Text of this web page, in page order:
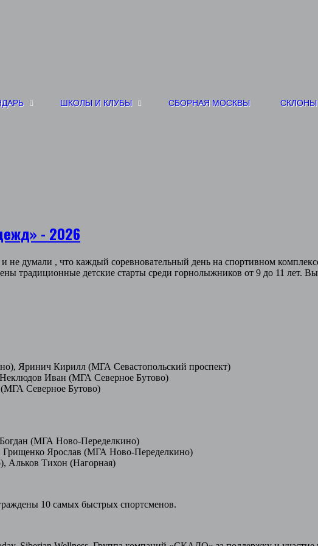
ШКОЛЫ И КЛУБЫ СБОРНАЯ МОСКВЫ
- 2026
не думали , что каждый соревновательный день на спортивном
традиционные детские старты среди горнолыжников от 9 до 11 лет.
Яринич Кирилл (МГА Севастопольский проспект)
Иван (МГА Северное Бутово)
(МГА Северное Бутово)
(МГА Ново-Переделкино)
Грищенко Ярослав (МГА Ново-Переделкино)
Альков Тихон (Нагорная)
10 самых быстрых спортсменов.